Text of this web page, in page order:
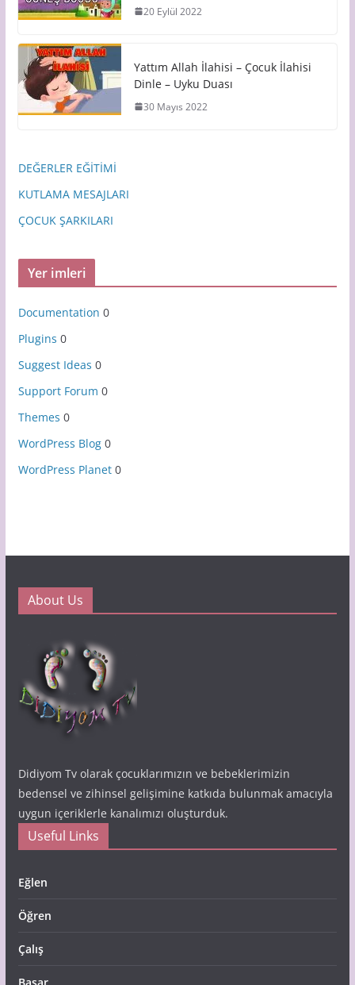
20 Eylül 2022
Yattım Allah İlahisi – Çocuk İlahisi
Dinle – Uyku Duası
30 Mayıs 2022
DEĞERLER EĞİTİMİ
KUTLAMA MESAJLARI
ÇOCUK ŞARKILARI
Yer imleri
Documentation 0
Plugins 0
Suggest Ideas 0
Support Forum 0
Themes 0
WordPress Blog0
WordPress Planet0
About Us
Didiyom Tv olarak çocuklarımızın ve bebeklerimizin
bedensel ve zihinsel gelişimine katkıda bulunmak amacıyla
uygun içeriklerle kanalımızı oluşturduk.
Useful Links
Eğlen
Öğren
Çalış